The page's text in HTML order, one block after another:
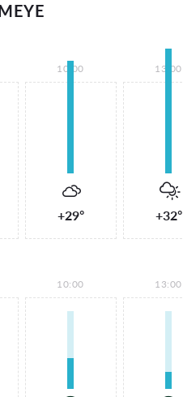
10:00
+29°
13:00
+32°
10:00 13:00